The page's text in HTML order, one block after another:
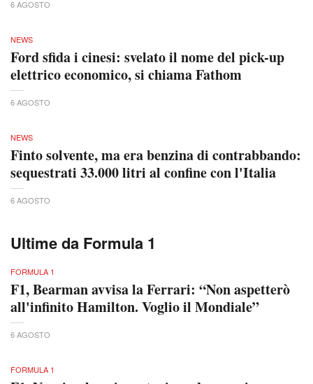
6 AGOSTO
NEWS
Ford sfida i cinesi: svelato il nome del pick-up
elettrico economico, si chiama Fathom
6 AGOSTO
NEWS
Finto solvente, ma era benzina di contrabbando:
sequestrati 33.000 litri al confine con l'Italia
6 AGOSTO
Ultime da Formula 1
FORMULA 1
F1, Bearman avvisa la Ferrari: “Non aspetterò
all'infinito Hamilton. Voglio il Mondiale”
6 AGOSTO
FORMULA 1